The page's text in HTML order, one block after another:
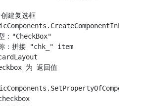
建复选框
："CheckBox"
：拼接 "chk_" item
为 返回值